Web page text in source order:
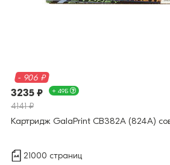
- 906 ₽
3235 ₽ + 49Б
4141 ₽
Картридж GalaPrint CB382A (824A)
21000 страниц